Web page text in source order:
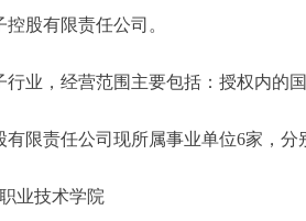
股有限责任公司。
，经营范围主要包括：授权内的国
责任公司现所属事业单位6家，分
业技术学院